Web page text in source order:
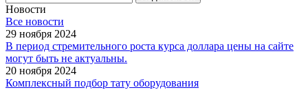
Новости
Все новости
29 ноября 2024
В период стремительного роста курса доллара цены на сайте
могут быть не актуальны.
20 ноября 2024
Комплексный подбор тату оборудования